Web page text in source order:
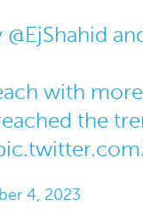
@EjShahid
with
the
4, 2023